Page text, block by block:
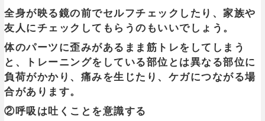
全身が映る鏡の前でセルフチェックしたり、家族や
友人にチェックしてもらうのもいいでしょう。
体のパーツに歪みがあるまま筋トレをしてしまう
と、トレーニングをしている部位とは異なる部位に
負荷がかかり、痛みを生じたり、ケガにつながる場
合があります。
②呼吸は吐くことを意識する